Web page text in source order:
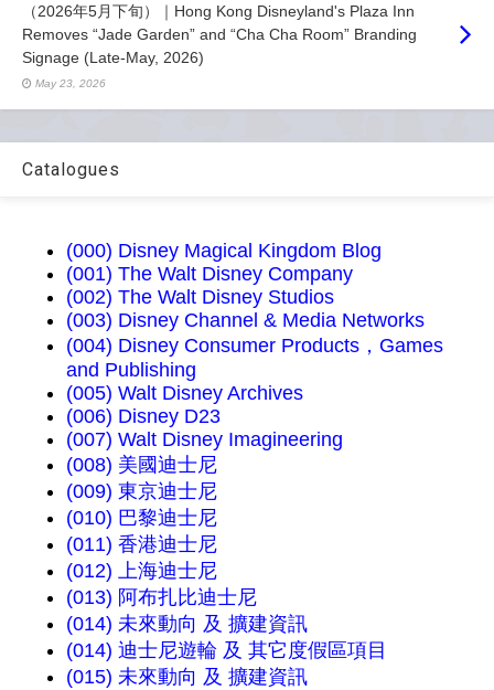
（2026年5月下旬）｜Hong Kong Disneyland's Plaza Inn
Removes “Jade Garden” and “Cha Cha Room” Branding
Signage (Late-May, 2026)
May 23, 2026
Catalogues
(000) Disney Magical Kingdom Blog
(001) The Walt Disney Company
(002) The Walt Disney Studios
(003) Disney Channel & Media Networks
(004) Disney Consumer Products，Games
and Publishing
(005) Walt Disney Archives
(006) Disney D23
(007) Walt Disney Imagineering
(008) 美國迪士尼
(009) 東京迪士尼
(010) 巴黎迪士尼
(011) 香港迪士尼
(012) 上海迪士尼
(013) 阿布扎比迪士尼
(014) 未來動向 及 擴建資訊
(014) 迪士尼遊輪 及 其它度假區項目
(015) 未來動向 及 擴建資訊